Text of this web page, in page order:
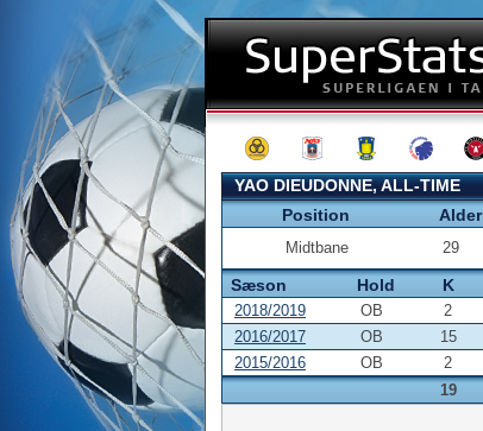
YAO DIEUDONNE, ALL-TIME
Position
Alder
Midtbane 29
Sæson Hold K
2018/2019 OB 2
2016/2017
OB 15
2015/2016
OB 2
19